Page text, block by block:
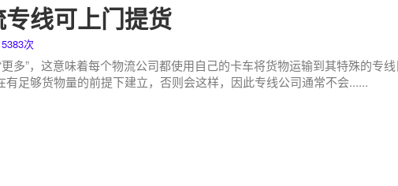
线可上门提货
次
多”，这意味着每个物流公司都使用自己的卡车将货物运输到其特殊的专
足够货物量的前提下建立，否则会这样，因此专线公司通常不会......